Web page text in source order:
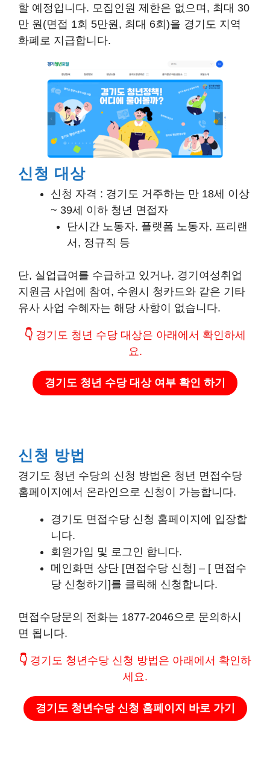
할 예정입니다. 모집인원 제한은 없으며, 최대 30
만 원(면접 1회 5만원, 최대 6회)을 경기도 지역
화폐로 지급합니다.
신청 대상
신청 자격 : 경기도 거주하는 만 18세 이상
~ 39세 이하 청년 면접자
단시간 노동자, 플랫폼 노동자, 프리랜
서, 정규직 등
단, 실업급여를 수급하고 있거나, 경기여성취업
지원금 사업에 참여, 수원시 청카드와 같은 기타
유사 사업 수혜자는 해당 사항이 없습니다.
👇 경기도 청년 수당 대상은 아래에서 확인하세
요.
경기도 청년 수당 대상 여부 확인 하기
신청 방법
경기도 청년 수당의 신청 방법은 청년 면접수당
홈페이지에서 온라인으로 신청이 가능합니다.
경기도 면접수당 신청 홈페이지에 입장합
니다.
회원가입 및 로그인 합니다.
메인화면 상단 [면접수당 신청] – [ 면접수
당 신청하기]를 클릭해 신청합니다.
면접수당문의 전화는 1877-2046으로 문의하시
면 됩니다.
👇 경기도 청년수당 신청 방법은 아래에서 확인하
세요.
경기도 청년수당 신청 홈페이지 바로 가기